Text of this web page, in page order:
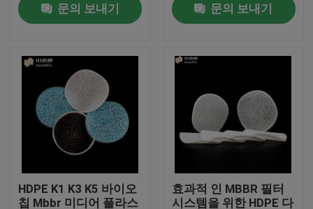
문의하기
블로그
조회를 요청하다
MBBR 필터 미디어
MBBR 전기 매체
문의 보내기
문의 보내기
HDPE K1 K3 K5 바이오
칩 Mbbr 미디어 플라스
효과적 인 MBBR 필터
시스템을 위한 HDPE 다